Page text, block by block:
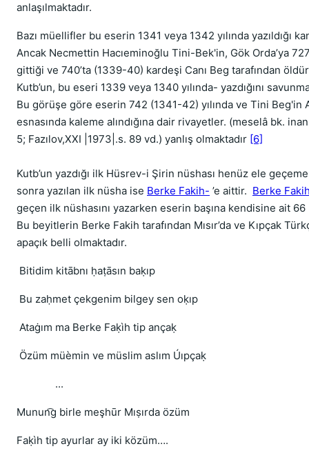
anlaşılmaktadır.
Bazı müellifler bu eserin 1341 veya 1342 yılında yazıldığı
Ancak Necmettin Hacıeminoğlu Tini-Bek'in, Gök Orda’ya
gittiği ve 740’ta (1339-40) kardeşi Canı Beg tarafından
Kutb’un, bu eseri 1339 veya 1340 yılında- yazdığını
Bu görüşe göre eserin 742 (1341-42) yılında ve Tini Beg'in
esnasında kaleme alındığına dair rivayetler. (meselâ bk.
5; Fazılov,XXI |1973|.s. 89 vd.) yanlış olmaktadır [6]
Kutb’un yazdığı ilk Hüsrev-i Şirin nüshası henüz ele
sonra yazılan ilk nüsha ise Berke Fakih- ’e aittir. Berke
geçen ilk nüshasını yazarken eserin başına kendisine ait
Bu beyitlerin Berke Fakih tarafından Mısır’da ve Kıpçak
apaçık belli olmaktadır.
Bitidim kitābnı ḥaṭāsın baḳıp
Bu zaḥmet çekgenim bilgey sen oḳıp
Ataġım ma Berke Faḳìh tip ançaḳ
Özüm müèmin ve müslim aslım Úıpçaḳ
...
Munun͡g birle meşhūr Mıṣırda özüm
Faḳìh tip ayurlar ay iki közüm….